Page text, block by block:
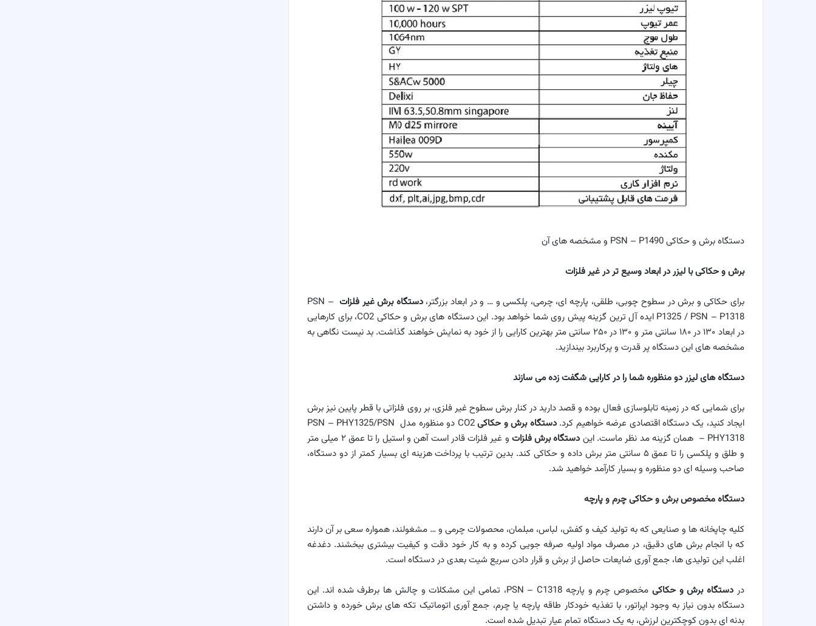
دستگاه برش و حکاکی PSN – P1490 و مشخصه های آن
برش و حکاکی با لیزر در ابعاد وسیع تر در غیر فلزات
برای حکاکی و برش در سطوح چوبی، طلقی، پارچه ای، چرمی، پلکسی و … و در ابعاد بزرگتر،دستگاه برش غیر فلزات PSN –
P1325 / PSN – P1318 ایده آل ترین گزینه پیش روی شما خواهد بود. این دستگاه های برش و حکاکی CO2، برای کارهایی
در ابعاد ۱۳۰ در ۱۸۰ سانتی متر و ۱۳۰ در ۲۵۰ سانتی متر بهترین کارایی را از خود به نمایش خواهند گذاشت. بد نیست نگاهی به
مشخصه های این دستگاه پر قدرت و پرکاربرد بیندازید.
دستگاه های لیزر دو منظوره شما را در کارایی شگفت زده می سازند
برای شمایی که در زمینه تابلوسازی فعال بوده و قصد دارید در کنار برش سطوح غیر فلزی، بر روی فلزاتی با قطر پایین نیز برش
ایجاد کنید، یک دستگاه اقتصادی عرضه خواهیم کرد.دستگاه برش و حکاکی
CO2 دو منظوره مدل PSN – PHY1325/PSN
– PHY1318 همان گزینه مد نظر ماست. این
دستگاه برش فلزات
و غیر فلزات قادر است آهن و استیل را تا عمق ۲ میلی متر
و طلق و پلکسی را تا عمق ۵ سانتی متر برش داده و حکاکی کند. بدین ترتیب با پرداخت هزینه ای بسیار کمتر از دو دستگاه،
صاحب وسیله ای دو منظوره و بسیار کارآمد خواهید شد.
دستگاه مخصوص برش و حکاکی چرم و پارچه
کلیه چاپخانه ها و صنایعی که به تولید کیف و کفش، لباس، مبلمان، محصولات چرمی و … مشغولند، همواره سعی بر آن دارند
که با انجام برش های دقیق، در مصرف مواد اولیه صرفه جویی کرده و به کار خود دقت و کیفیت بیشتری ببخشند. دغدغه
اغلب این تولیدی ها، جمع آوری ضایعات حاصل از برش و قرار دادن سریع شیت بعدی در دستگاه است.
در دستگاه برش و حکاکی
مخصوص چرم و پارچه PSN – C1318، تمامی این مشکلات و چالش ها برطرف شده اند. این
دستگاه بدون نیاز به وجود اپراتور، با تغذیه خودکار طاقه پارچه یا چرم، جمع آوری اتوماتیک تکه های برش خورده و داشتن
بدنه ای بدون کوچکترین لرزش، به یک دستگاه تمام عیار تبدیل شده است.